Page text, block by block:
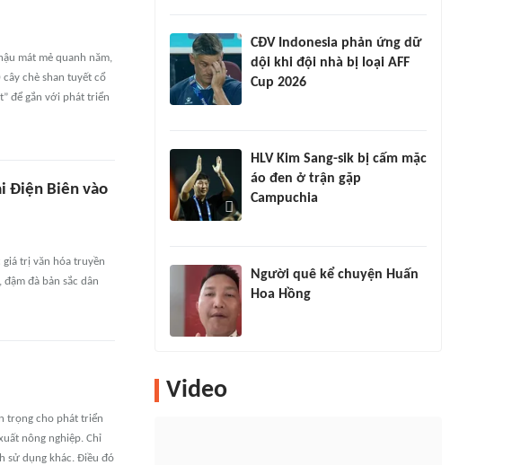
mát mẻ quanh năm,
chè shan tuyết cổ
để gắn với phát triển
Điện Biên vào
giá trị văn hóa truyền
đà bản sắc dân
trọng cho phát triển
nông nghiệp. Chỉ
sử dụng khác. Điều đó
CĐV Indonesia phản ứng dữ
dội khi đội nhà bị loại AFF
Cup 2026
HLV Kim Sang-sik bị cấm mặc
áo đen ở trận gặp
Campuchia
Người quê kể chuyện Huấn
Hoa Hồng
Video